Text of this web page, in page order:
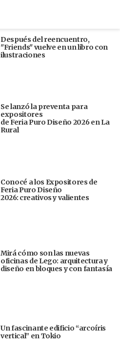
Después del reencuentro,
"Friends" vuelve en un libro con
ilustraciones
Se lanzó la preventa para
expositores
de Feria Puro Diseño 2026 en La
Rural
Conocé a los Expositores de
Feria Puro Diseño
2026: creativos y valientes
Mirá cómo son las nuevas
oficinas de Lego: arquitectura y
diseño en bloques y con fantasía
Un fascinante edificio “arcoíris
vertical” en Tokio